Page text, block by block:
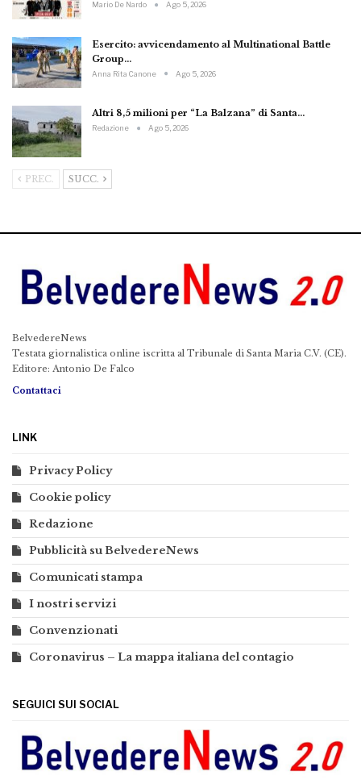
Mario De Nardo Ago 5, 2026
Esercito: avvicendamento al Multinational Battle
Group…
Anna Rita Canone Ago 5, 2026
Altri 8,5 milioni per “La Balzana” di Santa…
Redazione Ago 5, 2026
PREC. SUCC.
BelvedereNews
Testata giornalistica online iscritta al Tribunale di Santa Maria C.V. (CE).
Editore: Antonio De Falco
Contattaci
LINK
Privacy Policy
Cookie policy
Redazione
Pubblicità su BelvedereNews
Comunicati stampa
I nostri servizi
Convenzionati
Coronavirus – La mappa italiana del contagio
SEGUICI SUI SOCIAL